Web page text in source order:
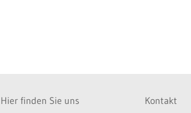
Hier finden Sie uns Kontakt